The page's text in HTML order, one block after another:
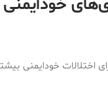
اختلالات خودایمنی